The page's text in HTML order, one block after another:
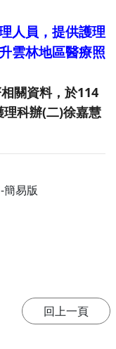
人員， 提供護理
雲林地區醫療照
關資料，於114
理科辦(二)徐嘉慧
簡易版